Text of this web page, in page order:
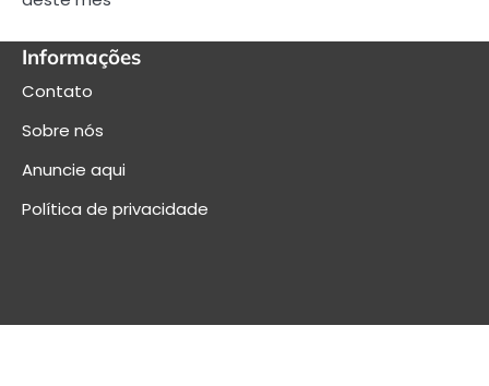
Informações
Contato
Sobre nós
Anuncie aqui
Política de privacidade